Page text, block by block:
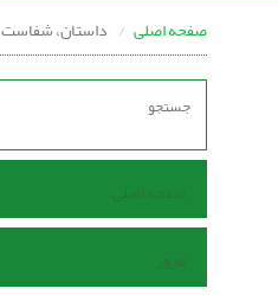
صفحه اصلی داستان، شفاست
صفحه اصلی
مرور